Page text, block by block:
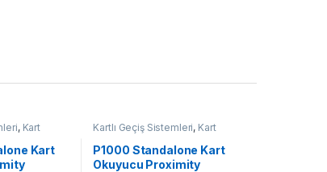
, Kart
Kart
Kartlı Geçiş Sistemleri, Kart
Okuyucu
P1000 Standalone Kart
Okuyucu Proximity